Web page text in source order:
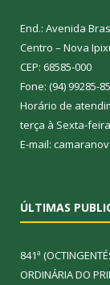
End.: Avenida
Centro – Nova
CEP: 68585-000
Fone: (94) 99285-
Horário de
terça à Sexta-
E-mail:
ÚLTIMAS
841ª
ORDINÁRIA DO